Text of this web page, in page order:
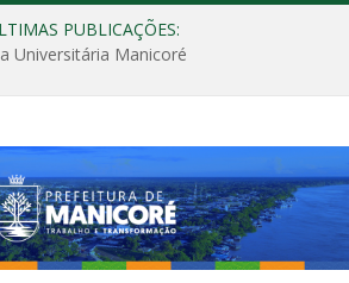
PUBLICAÇÕES:
Universitária Manicoré